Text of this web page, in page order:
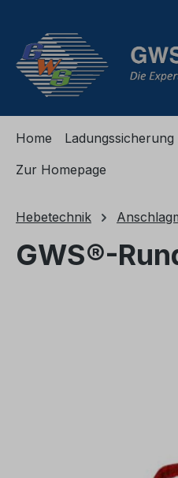
Home Ladungssicherung
Zur Homepage
Hebetechnik
GWS®-